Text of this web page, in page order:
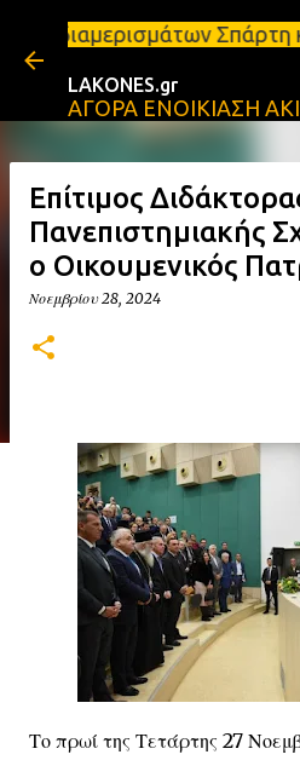
Μετάβαση στο
Σπάρτη και
LAKONES.gr
ΑΓΟΡΑ ΕΝΟΙΚΙΑΣΗ
Επίτιμος
Πανεπιστημιακής
ο Οικουμενικός
Νοεμβρίου 28, 2024
Το πρωί της Τετάρτης 27